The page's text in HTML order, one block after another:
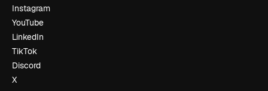
Instagram
YouTube
LinkedIn
TikTok
Discord
X